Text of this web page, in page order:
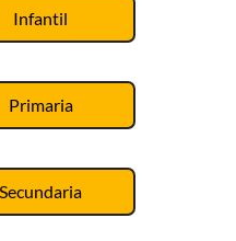
Infantil
Primaria
Secundaria